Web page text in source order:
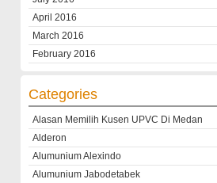
April 2016
March 2016
February 2016
Categories
Alasan Memilih Kusen UPVC Di Medan
Alderon
Alumunium Alexindo
Alumunium Jabodetabek